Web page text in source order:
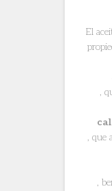
El
,
, que
,